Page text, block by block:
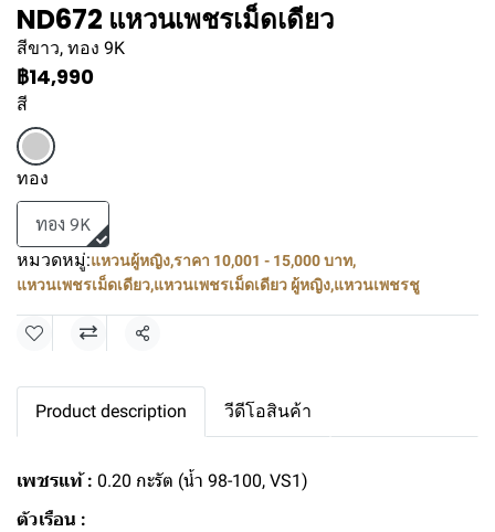
ND672 แหวนเพชรเม็ดเดียว
สีขาว, ทอง 9K
฿14,990
สี
ทอง
ทอง 9K
หมวดหมู่:แหวนผู้หญิง,ราคา 10,001 - 15,000 บาท,
แหวนเพชรเม็ดเดียว,แหวนเพชรเม็ดเดียว ผู้หญิง,แหวนเพชรชู
แชร์
Product description วีดีโอสินค้า
เพชรแท้ : 0.20 กะรัต (น้ำ 98-100, VS1)
ตัวเรือน :